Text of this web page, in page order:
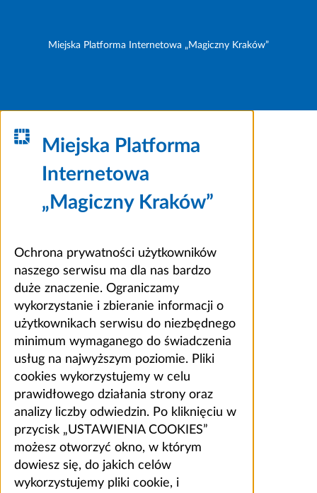
Miejska Platforma Internetowa „Magiczny Kraków”
Miejska Platforma
Internetowa
„Magiczny Kraków”
Ochrona prywatności użytkowników
naszego serwisu ma dla nas bardzo
duże znaczenie. Ograniczamy
wykorzystanie i zbieranie informacji o
użytkownikach serwisu do niezbędnego
minimum wymaganego do świadczenia
usług na najwyższym poziomie. Pliki
cookies wykorzystujemy w celu
prawidłowego działania strony oraz
analizy liczby odwiedzin. Po kliknięciu w
przycisk „USTAWIENIA COOKIES”
możesz otworzyć okno, w którym
dowiesz się, do jakich celów
wykorzystujemy pliki cookie, i